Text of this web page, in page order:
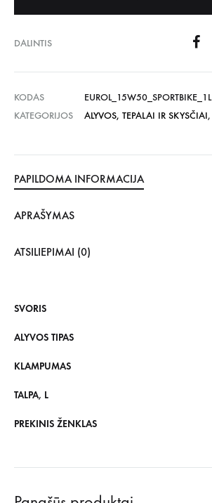
DALINTIS
KODAS
EUROL_15W50_SPORTBIKE_1L
KATEGORIJOS
ALYVOS, TEPALAI IR SKYSČIAI,
PAPILDOMA INFORMACIJA
APRAŠYMAS
ATSILIEPIMAI (0)
SVORIS
ALYVOS TIPAS
KLAMPUMAS
TALPA, L
PREKINIS ŽENKLAS